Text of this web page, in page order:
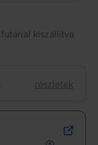
futárral kiszállítva
részletek